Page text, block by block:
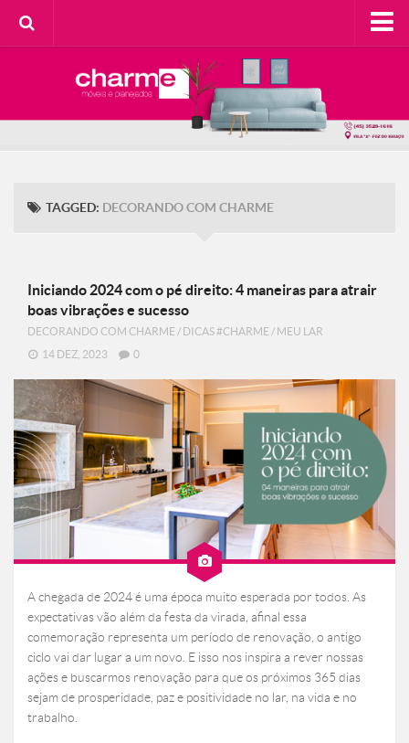
SOBRE A CHARME
Faça Você Mesma
Meu Lar
TAGGED: DECORANDO COM CHARME
Iniciando 2024 com o pé direito: 4 maneiras para atrair
boas vibrações e sucesso
DECORANDO COM CHARME / DICAS #CHARME / MEU LAR
14 DEZ, 2023
0
A chegada de 2024 é uma época muito esperada por todos. As
expectativas vão além da festa da virada, afinal essa
comemoração representa um período de renovação, o antigo
ciclo vai dar lugar a um novo. E isso nos inspira a rever nossas
ações e buscarmos renovação para que os próximos 365 dias
sejam de prosperidade, paz e positividade no lar, na vida e no
trabalho.